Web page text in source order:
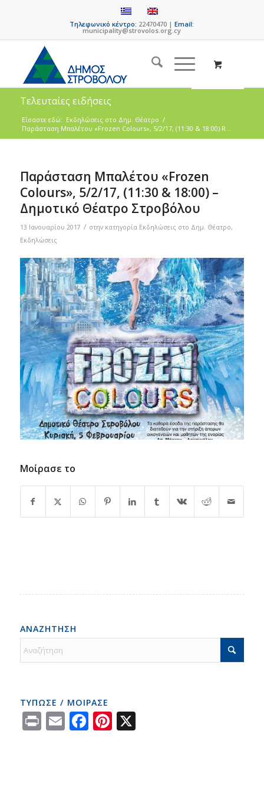
Τηλεφωνικό κέντρο: 22470470 |Email:
municipality@strovolos.org.cy
Τελευταίες ειδήσεις
Είσαστε εδώ: Eκδηλώσεις στο Δημ. Θέατρο /
Παράσταση Μπαλέτου «Frozen Colours», 5/2/17, (11:30 & 18:00) R...
Παράσταση Μπαλέτου «Frozen
Colours», 5/2/17, (11:30 & 18:00) –
Δημοτικό Θέατρο Στροβόλου
13 Ιανουαρίου 2017 / στην κατηγορία Eκδηλώσεις στο Δημ. Θέατρο,
Εκδηλώσεις
Μοίρασε το
ΑΝΑΖΗΤΗΣΗ
ΤΥΠΩΣΕ / ΜΟΙΡΑΣΕ
PrintEmailFacebook
Pinterest
X